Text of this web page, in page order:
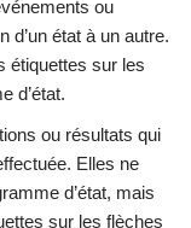
ou
d’un état à un autre.
étiquettes sur les
d’état.
ou résultats qui
Elles ne
d’état, mais
sur les flèches